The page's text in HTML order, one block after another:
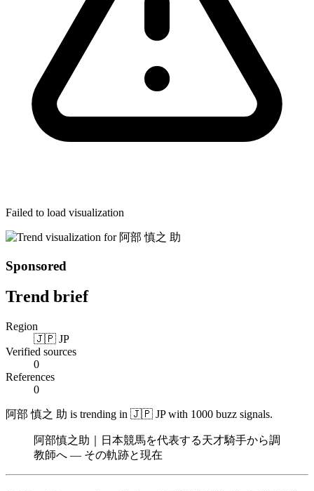
Failed to load visualization
Sponsored
Trend brief
Region
🇯🇵 JP
Verified sources
0
References
0
阿部 慎之 助 is trending in 🇯🇵 JP with 1000 buzz signals.
阿部慎之助｜日本競馬を代表する天才騎手から調
教師へ ― その軌跡と現在